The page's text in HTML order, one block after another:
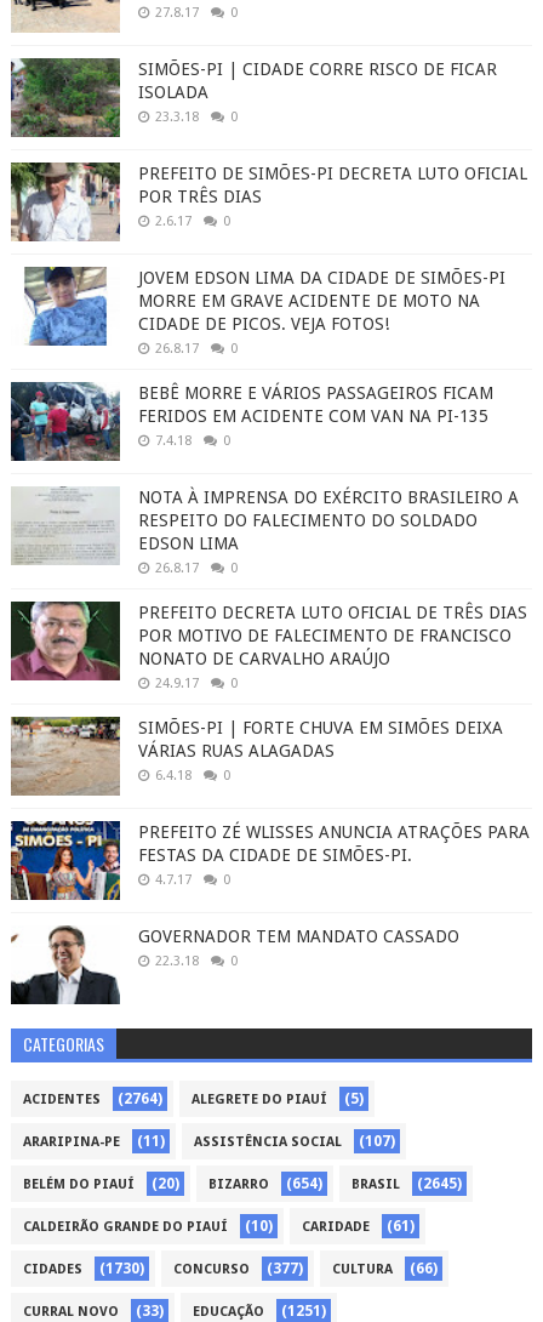
27.8.17 0
SIMÕES-PI | CIDADE CORRE RISCO DE FICAR
ISOLADA
23.3.18 0
PREFEITO DE SIMÕES-PI DECRETA LUTO OFICIAL
POR TRÊS DIAS
2.6.17 0
JOVEM EDSON LIMA DA CIDADE DE SIMÕES-PI
MORRE EM GRAVE ACIDENTE DE MOTO NA
CIDADE DE PICOS. VEJA FOTOS!
26.8.17 0
BEBÊ MORRE E VÁRIOS PASSAGEIROS FICAM
FERIDOS EM ACIDENTE COM VAN NA PI-135
7.4.18 0
NOTA À IMPRENSA DO EXÉRCITO BRASILEIRO A
RESPEITO DO FALECIMENTO DO SOLDADO
EDSON LIMA
26.8.17 0
PREFEITO DECRETA LUTO OFICIAL DE TRÊS DIAS
POR MOTIVO DE FALECIMENTO DE FRANCISCO
NONATO DE CARVALHO ARAÚJO
24.9.17 0
SIMÕES-PI | FORTE CHUVA EM SIMÕES DEIXA
VÁRIAS RUAS ALAGADAS
6.4.18 0
PREFEITO ZÉ WLISSES ANUNCIA ATRAÇÕES PARA
FESTAS DA CIDADE DE SIMÕES-PI.
4.7.17 0
GOVERNADOR TEM MANDATO CASSADO
22.3.18 0
CATEGORIAS
ACIDENTES (2764) ALEGRETE DO PIAUÍ (5)
ARARIPINA-PE (11) ASSISTÊNCIA SOCIAL (107)
BELÉM DO PIAUÍ (20) BIZARRO (654) BRASIL (2645)
CALDEIRÃO GRANDE DO PIAUÍ (10) CARIDADE (61)
CIDADES (1730) CONCURSO (377) CULTURA (66)
CURRAL NOVO (33) EDUCAÇÃO (1251)